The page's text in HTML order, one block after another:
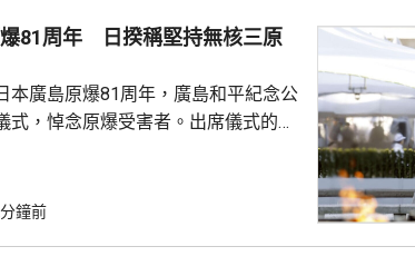
81周年 日揆稱堅持無核三原
本廣島原爆81周年，廣島和平紀念公
式，悼念原爆受害者。出席儀式的首
命，強調將繼續堅持「無核三原
鐘前